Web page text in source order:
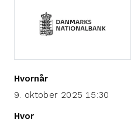
Hvornår
9. oktober 2025 15:30
Hvor